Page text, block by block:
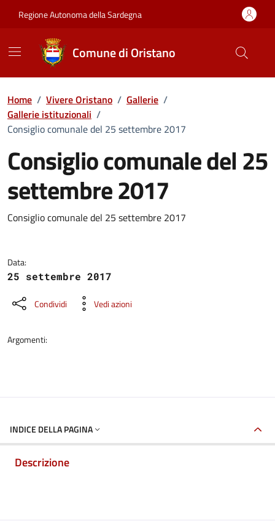
Regione Autonoma della Sardegna
Comune di Oristano
Home / Vivere Oristano / Gallerie /
Gallerie istituzionali /
Consiglio comunale del 25 settembre 2017
Consiglio comunale del 25
settembre 2017
Dettaglio della galleria di
Consiglio comunale del 25 settembre 2017
Data:
25 settembre 2017
Condividi Vedi azioni
Argomenti:
INDICE DELLA PAGINA
Descrizione